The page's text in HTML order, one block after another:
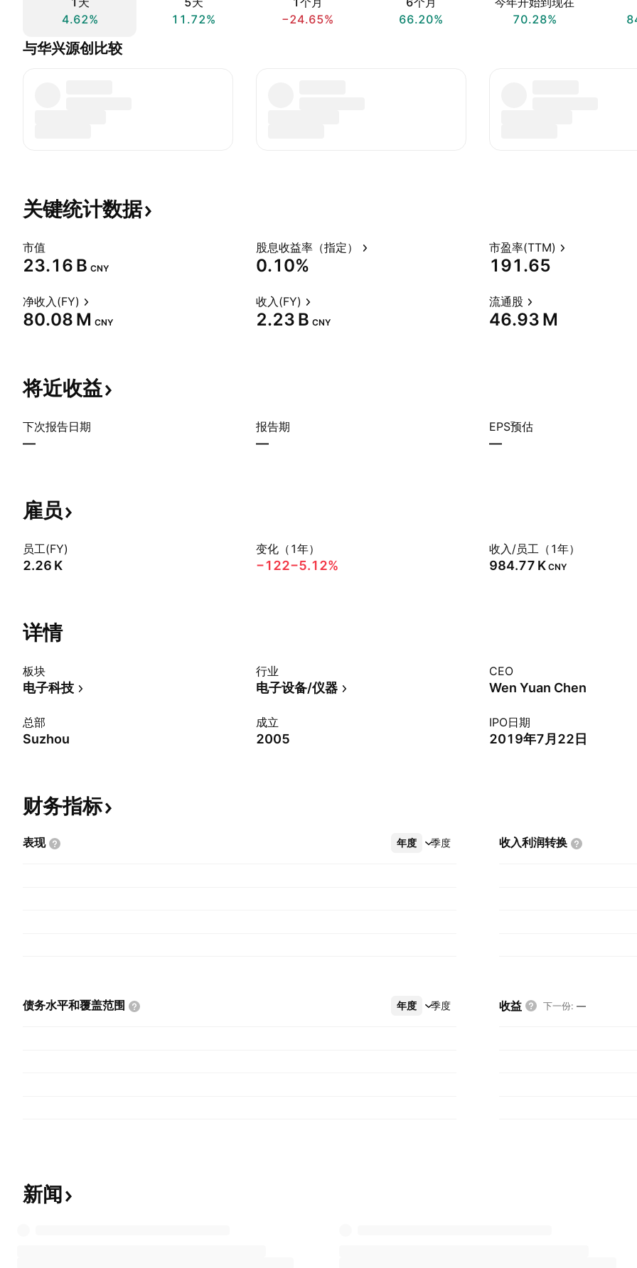
4.62%
11.72%
−24.65%
66.20%
70.28%
与华兴源创比较
关键统计数据
市值
‪23.16 B‬ CNY
股息收益率（指定）
0.10%
市盈率(TTM)
191.65
净收入(FY)
‪80.08 M‬ CNY
收入(FY)
‪2.23 B‬ CNY
流通股
‪46.93 M‬
将近收益
下次报告日期
—
报告期
—
EPS预估
—
雇员
员工(FY)
‪2.26 K‬
变化（1年）
−122−5.12%
收入/员工（1年）
‪984.77 K‬ CNY
详情
板块
电子科技
行业
电子设备/仪器
CEO
Wen Yuan Chen
总部
Suzhou
成立
2005
IPO日期
2019年7月22日
财务指标
表现 年度 季度
更多 收入利润转换
债务水平和覆盖范围 年度 季度
更多 收益 下一份: —
新闻